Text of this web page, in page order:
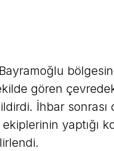
gören
İhbar
yaptığı